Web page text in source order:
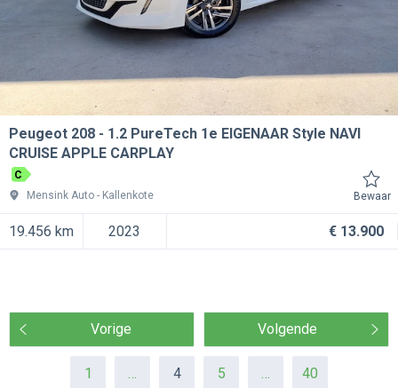
Peugeot 208
1.2 PureTech 1e EIGENAAR Style NAVI
CRUISE APPLE CARPLAY
C
Mensink Auto
Kallenkote Bewaar
19.456 km 2023 € 13.900
Vorige
1 … 4 5 … 40
Volgende